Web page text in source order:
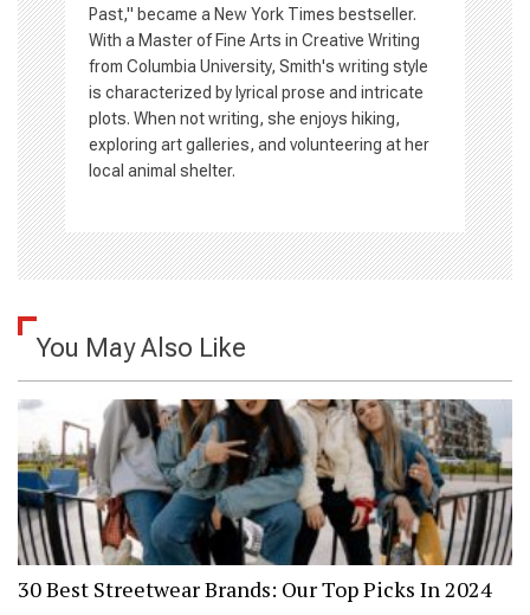
Past," became a New York Times bestseller.
With a Master of Fine Arts in Creative Writing
from Columbia University, Smith's writing style
is characterized by lyrical prose and intricate
plots. When not writing, she enjoys hiking,
exploring art galleries, and volunteering at her
local animal shelter.
You May Also Like
30 Best Streetwear Brands: Our Top Picks In 2024